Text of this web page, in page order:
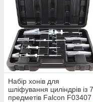
Набір хонів для
шліфування циліндрів із 7
предметів Falcon F03407